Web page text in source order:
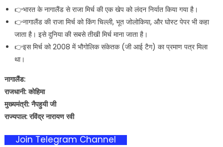
👉भारत के नागालैंड से राजा मिर्च की एक खेप को लंदन निर्यात किया गया है।
👉नागालैंड की राजा मिर्च को किंग चिल्ली, भूत जोलोकिया, और घोस्ट पेपर भी कहा
जाता है। इसे दुनिया की सबसे तीखी मिर्च माना जाता है।
👉इस मिर्च को 2008 में भौगोलिक संकेतक (जी आई टैग) का प्रमाण पत्र मिला
था।
नागालैंड:
राजधानी: कोहिमा
मुख्यमंत्री: नैपहुयी जी
राज्यपाल: रविंद्र नारायण रवी
Join Telegram Channel